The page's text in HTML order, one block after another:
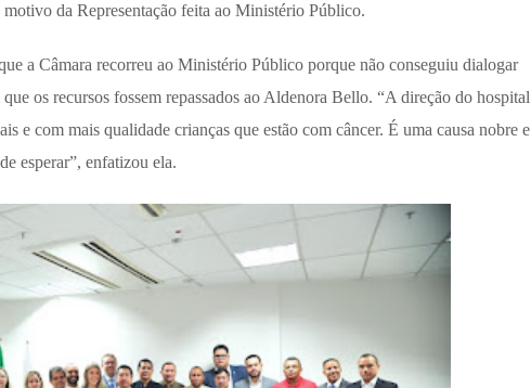
da Representação feita ao Ministério Público.
a Câmara recorreu ao Ministério Público porque não conseguiu dialogar
os recursos fossem repassados ao Aldenora Bello. “A direção do hospital
e com mais qualidade crianças que estão com câncer. É uma causa nobre e
esperar”, enfatizou ela.